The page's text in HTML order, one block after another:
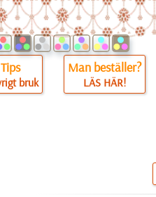
Tips
bruk
Man beställer?
LÄS HÄR!